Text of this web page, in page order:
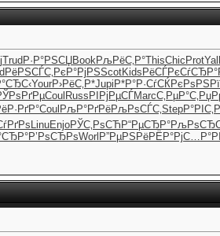
Trud Р·Р°РЅСЏ BookРљРёС‚Р°ThisChic ProtYall
РёРЅСЃС‚ РєР°РјРЅScotKids РёСЃРєСѓ
YourР›РёС‚Р*Jupi Р*Р°Р·СѓСЌРєРѕРЅ
Coul Russ РІРјРµСЃMarcС‚РµР°С‚
Coul РљР°РґРёРљРѕСЃС‚Step
LinuEnjoРЎС‚РѕСЋ Р“РµСЂР°
Р’РѕСЂРѕWorl Р”РµРЅРёРЁР°РјС…